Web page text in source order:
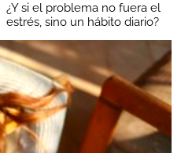
¿Y si el problema no fuera el
estrés, sino un hábito diario?